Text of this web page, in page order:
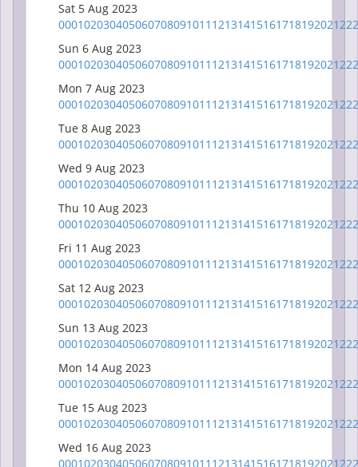
Sat 5 Aug 2023
000102030405060708091011 1213141516171819202122
Sun 6 Aug 2023
000102030405060708091011 1213141516171819202122
Mon 7 Aug 2023
000102030405060708091011 1213141516171819202122
Tue 8 Aug 2023
000102030405060708091011 1213141516171819202122
Wed 9 Aug 2023
000102030405060708091011 1213141516171819202122
Thu 10 Aug 2023
000102030405060708091011 1213141516171819202122
Fri 11 Aug 2023
000102030405060708091011 1213141516171819202122
Sat 12 Aug 2023
000102030405060708091011 1213141516171819202122
Sun 13 Aug 2023
000102030405060708091011 1213141516171819202122
Mon 14 Aug 2023
000102030405060708091011 1213141516171819202122
Tue 15 Aug 2023
000102030405060708091011 1213141516171819202122
Wed 16 Aug 2023
000102030405060708091011 12131415161718192021 22